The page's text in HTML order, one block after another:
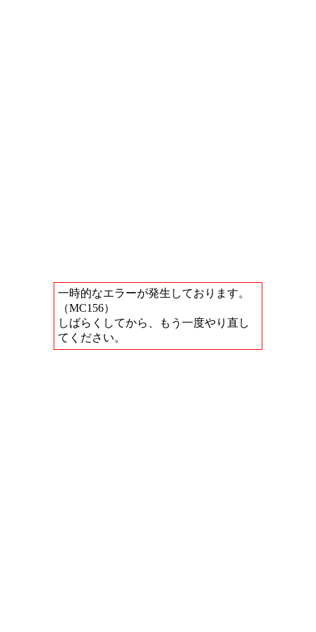
一時的なエラーが発生しております。
（MC156）
しばらくしてから、もう一度やり直し
てください。